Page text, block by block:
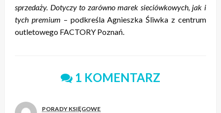
sprzedaży. Dotyczy to zarówno marek sieciówkowych, jak i
tych premium – podkreśla Agnieszka Śliwka z centrum
outletowego FACTORY Poznań.
1 KOMENTARZ
PORADY KSIĘGOWE